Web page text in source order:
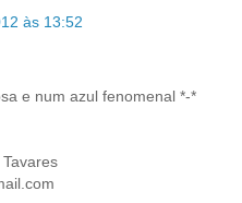
às 13:52
e num azul fenomenal *-*